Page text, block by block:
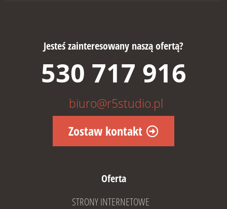
Jesteś zainteresowany naszą ofertą?
530 717 916
biuro@r5studio.pl
Zostaw kontakt
Oferta
STRONY INTERNETOWE